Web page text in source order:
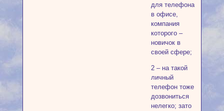
для телефона
в офисе,
компания
которого –
новичок в
своей сфере;
2 – на такой
личный
телефон тоже
дозвониться
нелегко; зато